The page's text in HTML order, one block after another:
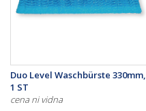
Duo Level Waschbürste 330mm,
1 ST
cena ni vidna